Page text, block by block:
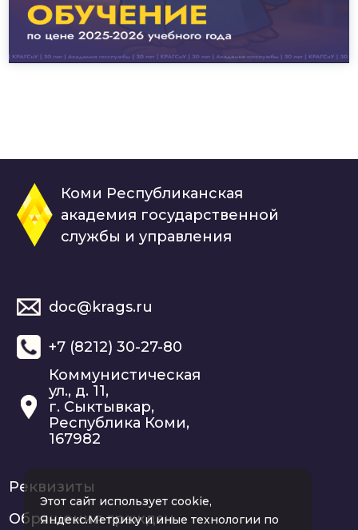
Коми Республиканская
академия государственной
службы и управления
doc@krags.ru
+7 (8212) 30-27-80
Коммунистическая
ул., д. 11,
г. Сыктывкар,
Республика Коми,
167982
Реквизиты
Обращения граждан
Этот сайт использует cookie,
Яндекс.Метрику и иные технологии по